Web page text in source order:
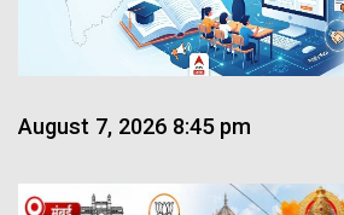
August 7, 2026 8:45 pm